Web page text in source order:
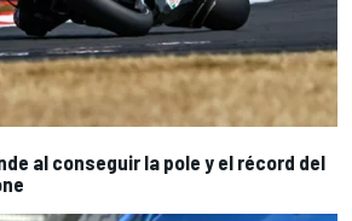
al conseguir la pole y el récord del